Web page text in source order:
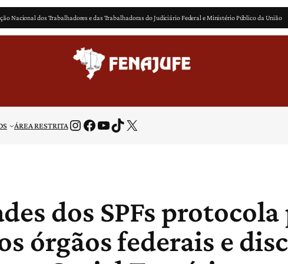
Nacional dos Trabalhadores e das Trabalhadoras do Judiciário Federal e Ministério Público da União
ÁREA RESTRITAInstagram Facebook Youtube TikTok X
dos SPFs
órgãos federais e